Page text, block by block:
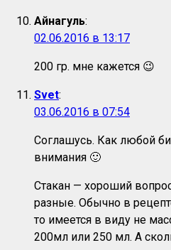
Айнагуль:
02.06.2016 в 13:17
200 гр. мне кажется 😉
Svet:
03.06.2016 в 07:54
Соглашусь. Как любой
внимания 🙂
Стакан — хороший
разные. Обычно в
то имеется в виду не
200мл или 250 мл. А